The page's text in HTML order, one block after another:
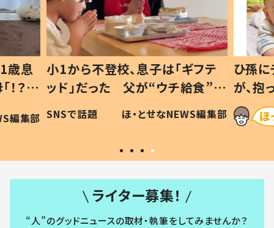
フテ
食”を
編集部
ひ孫にデレデレな80歳じいじ
が、抱っこすると…ひ孫の反応に
「涙が出ました」「可愛くて仕方な
い」
ほ・とせなNEWS編集部
ライター募集！
“人”のグッドニュースの取材・執筆をしてみませんか？